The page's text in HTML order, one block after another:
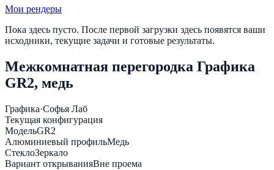
Мои рендеры
Пока здесь пусто. После первой загрузки здесь появятся ваши
исходники, текущие задачи и готовые результаты.
Межкомнатная перегородка Графика
GR2, медь
Графика·Софья Лаб
Текущая конфигурация
МодельGR2
Алюминиевый профильМедь
СтеклоЗеркало
Вариант открыванияВне проема